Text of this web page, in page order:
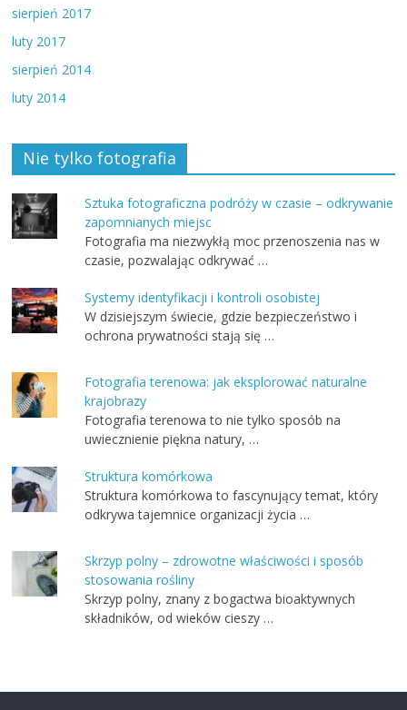
sierpień 2017
luty 2017
sierpień 2014
luty 2014
Nie tylko fotografia
Sztuka fotograficzna podróży w czasie – odkrywanie
zapomnianych miejsc
Fotografia ma niezwykłą moc przenoszenia nas w
czasie, pozwalając odkrywać …
Systemy identyfikacji i kontroli osobistej
W dzisiejszym świecie, gdzie bezpieczeństwo i
ochrona prywatności stają się …
Fotografia terenowa: jak eksplorować naturalne
krajobrazy
Fotografia terenowa to nie tylko sposób na
uwiecznienie piękna natury, …
Struktura komórkowa
Struktura komórkowa to fascynujący temat, który
odkrywa tajemnice organizacji życia …
Skrzyp polny – zdrowotne właściwości i sposób
stosowania rośliny
Skrzyp polny, znany z bogactwa bioaktywnych
składników, od wieków cieszy …